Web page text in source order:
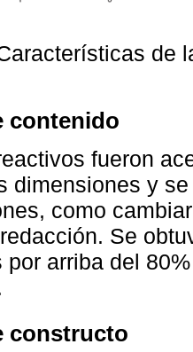
de
contenido
fueron
dimensiones y
como
Se
por arriba del
constructo